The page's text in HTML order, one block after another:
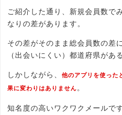
ご紹介した通り、新規会員数で
なりの差があります。
その差がそのまま総会員数の差
（出会いにくい）都道府県があ
しかしながら、
他のアプリを使った
果に変わりはありません 。
知名度の高いワクワクメールで